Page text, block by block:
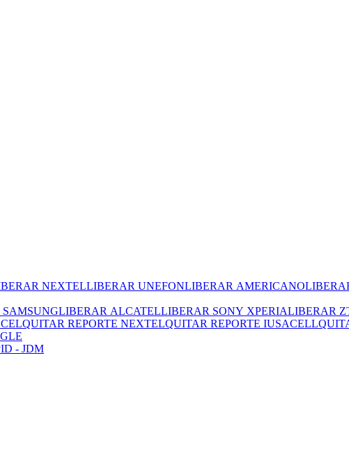
NEXTELLIBERAR UNEFONLIBERAR AMERICANO
LIBERAR ALCATELLIBERAR SONY XPERIALIBERAR
QUITAR REPORTE NEXTELQUITAR REPORTE IUSACELL
- JDM